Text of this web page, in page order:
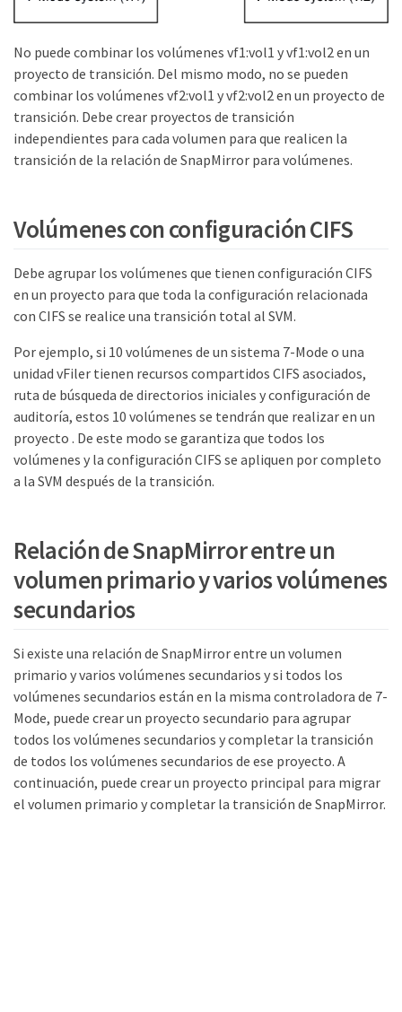
No puede combinar los volúmenes vf1:vol1 y vf1:vol2 en un
proyecto de transición. Del mismo modo, no se pueden
combinar los volúmenes vf2:vol1 y vf2:vol2 en un proyecto de
transición. Debe crear proyectos de transición
independientes para cada volumen para que realicen la
transición de la relación de SnapMirror para volúmenes.
Volúmenes con configuración CIFS
Debe agrupar los volúmenes que tienen configuración CIFS
en un proyecto para que toda la configuración relacionada
con CIFS se realice una transición total al SVM.
Por ejemplo, si 10 volúmenes de un sistema 7-Mode o una
unidad vFiler tienen recursos compartidos CIFS asociados,
ruta de búsqueda de directorios iniciales y configuración de
auditoría, estos 10 volúmenes se tendrán que realizar en un
proyecto . De este modo se garantiza que todos los
volúmenes y la configuración CIFS se apliquen por completo
a la SVM después de la transición.
Relación de SnapMirror entre un
volumen primario y varios volúmenes
secundarios
Si existe una relación de SnapMirror entre un volumen
primario y varios volúmenes secundarios y si todos los
volúmenes secundarios están en la misma controladora de 7-
Mode, puede crear un proyecto secundario para agrupar
todos los volúmenes secundarios y completar la transición
de todos los volúmenes secundarios de ese proyecto. A
continuación, puede crear un proyecto principal para migrar
el volumen primario y completar la transición de SnapMirror.